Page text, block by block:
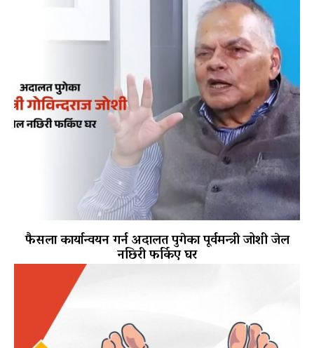
फैसला कार्यान्वयन गर्न अदालत पुगेका पूर्वमन्त्री जोशी जेल
नछिरी फर्किए घर